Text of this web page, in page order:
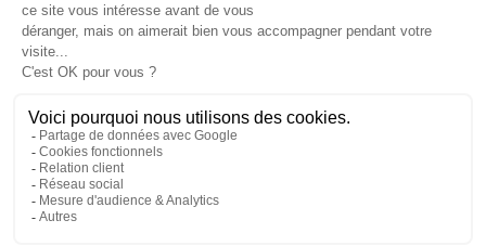
Lieferungen
Rückgaben
FAQs
Kontakt
Händler zugelassen von Gesellschaft für Garantierte
Bewertungen,Klicken Sie hier
SIE REDEN ÜBER UNS